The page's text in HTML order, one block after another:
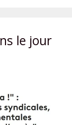
le jour